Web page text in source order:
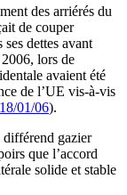
des arriérés du
de couper
dettes avant
lors de
avaient été
de l’UE vis-à-vis
01/06).
différend gazier
que l’accord
solide et stable